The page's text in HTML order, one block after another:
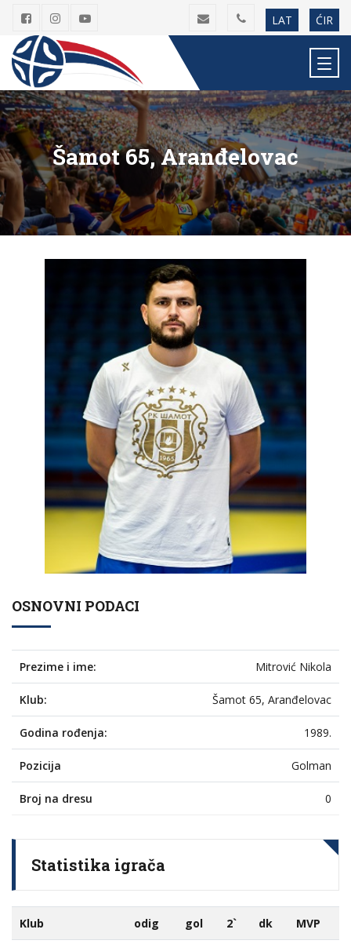
LAT ĆIR
Šamot 65, Aranđelovac
OSNOVNI PODACI
Prezime i ime: Mitrović Nikola
Klub: Šamot 65, Aranđelovac
Godina rođenja: 1989.
Pozicija Golman
Broj na dresu 0
Statistika igrača
Klub odig gol 2` dk MVP